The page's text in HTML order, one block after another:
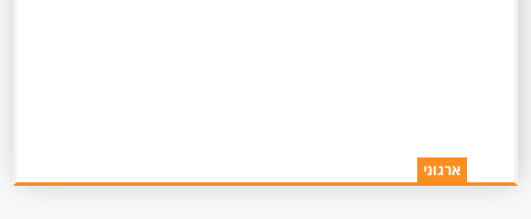
ארגוני